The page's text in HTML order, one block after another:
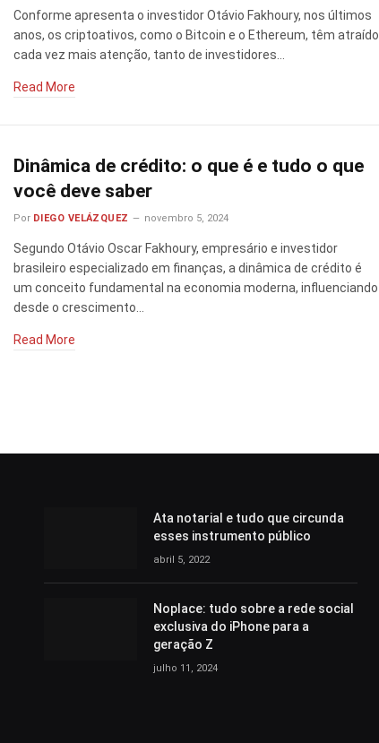
Conforme apresenta o investidor Otávio Fakhoury, nos últimos
anos, os criptoativos, como o Bitcoin e o Ethereum, têm atraído
cada vez mais atenção, tanto de investidores…
Read More
Dinâmica de crédito: o que é e tudo o que
você deve saber
Por DIEGO VELÁZQUEZ novembro 5, 2024
Segundo Otávio Oscar Fakhoury, empresário e investidor
brasileiro especializado em finanças, a dinâmica de crédito é
um conceito fundamental na economia moderna, influenciando
desde o crescimento…
Read More
Ata notarial e tudo que circunda
esses instrumento público
abril 5, 2022
Noplace: tudo sobre a rede social
exclusiva do iPhone para a
geração Z
julho 11, 2024